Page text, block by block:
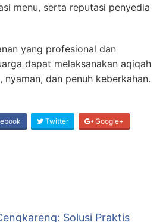
menu, serta reputasi penyedia
yang profesional dan
dapat melaksanakan aqiqah
nyaman, dan penuh keberkahan.
Twitter Google+
Solusi Praktis